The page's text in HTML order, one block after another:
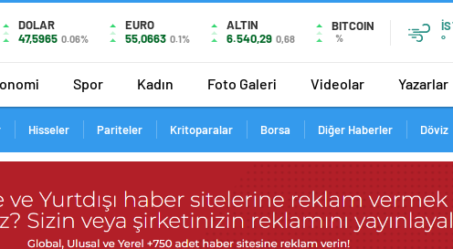
DOLAR
47,5965 0.06%
EURO
55,0663 0.1%
ALTIN
6.540,29 0,68
BITCOIN
%
°
Spor Kadın Foto Galeri Videolar Yazarlar
Hisseler Pariteler Kritoparalar Borsa Diğer Haberler Döviz